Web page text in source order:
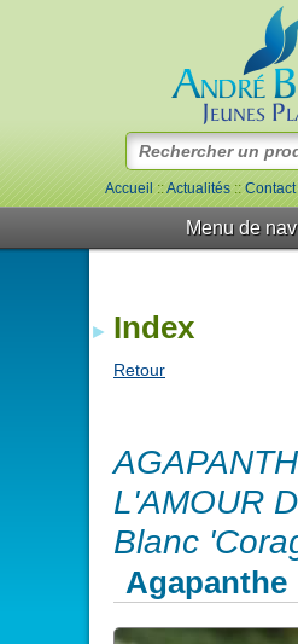
Accueil::Actualités::Contact
Menu de
Index
Retour
L'AMOUR
Blanc
Agapanthe